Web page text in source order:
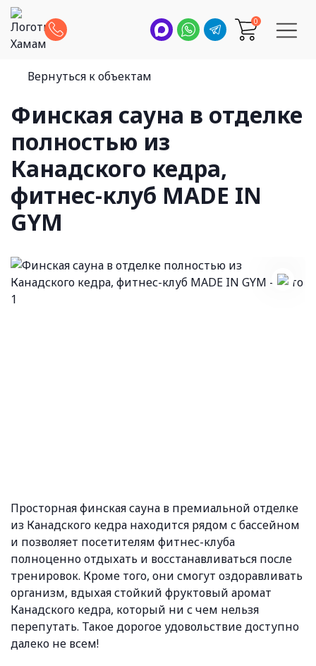
0
Вернуться к объектам
Финская сауна в отделке
полностью из
Канадского кедра,
фитнес-клуб MADE IN
GYM
Просторная финская сауна в премиальной отделке
из Канадского кедра находится рядом с бассейном
и позволяет посетителям фитнес-клуба
полноценно отдыхать и восстанавливаться после
тренировок. Кроме того, они смогут оздоравливать
организм, вдыхая стойкий фруктовый аромат
Канадского кедра, который ни с чем нельзя
перепутать. Такое дорогое удовольствие доступно
далеко не всем!